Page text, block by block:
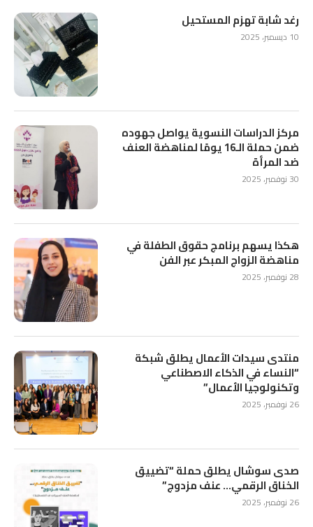
رغد شابة تهزم المستحيل
10 ديسمبر، 2025
مركز الدراسات النسوية يواصل جهوده
ضمن حملة الـ16 يومًا لمناهضة العنف
ضد المرأة
30 نوفمبر، 2025
هكذا يسهم برنامج حقوق الطفلة في
مناهضة الزواج المبكر عبر الفن
28 نوفمبر، 2025
منتدى سيدات الأعمال يطلق شبكة
“النساء في الذكاء الاصطناعي
وتكنولوجيا الأعمال”
26 نوفمبر، 2025
صدى سوشال يطلق حملة “تضييق
الخناق الرقمي… عنف مزدوج”
26 نوفمبر، 2025